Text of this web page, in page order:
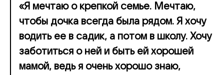
«Я мечтаю о крепкой семье. Мечтаю,
чтобы дочка всегда была рядом. Я хочу
водить ее в садик, а потом в школу. Хочу
заботиться о ней и быть ей хорошей
мамой, ведь я очень хорошо знаю,